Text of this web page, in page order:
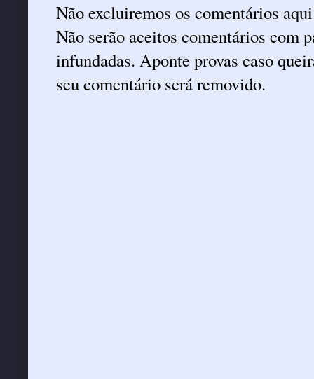
Não excluiremos os comentários
Não serão aceitos comentários com
infundadas. Aponte provas caso
seu comentário será removido.